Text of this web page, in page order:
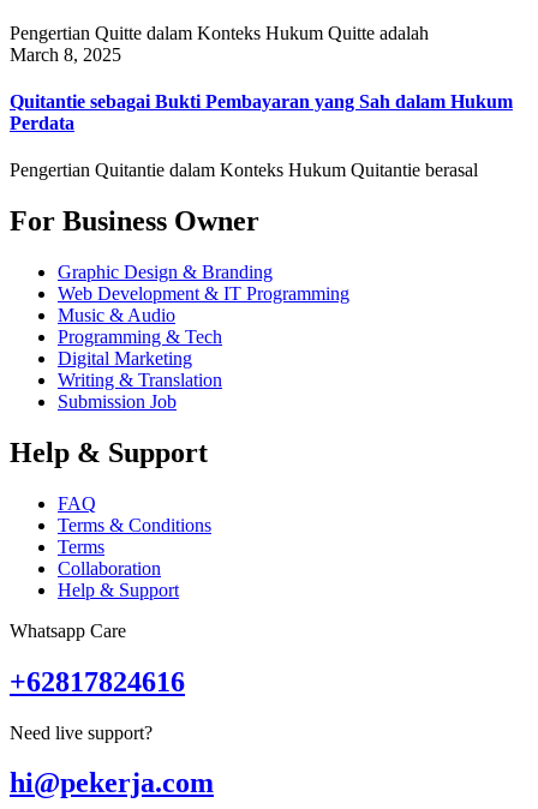
Pengertian Quitte dalam Konteks Hukum Quitte adalah
March 8, 2025
Quitantie sebagai Bukti Pembayaran yang Sah dalam Hukum
Perdata
Pengertian Quitantie dalam Konteks Hukum Quitantie berasal
For Business Owner
Graphic Design & Branding
Web Development & IT Programming
Music & Audio
Programming & Tech
Digital Marketing
Writing & Translation
Submission Job
Help & Support
FAQ
Terms & Conditions
Terms
Collaboration
Help & Support
Whatsapp Care
+62817824616
Need live support?
hi@pekerja.com